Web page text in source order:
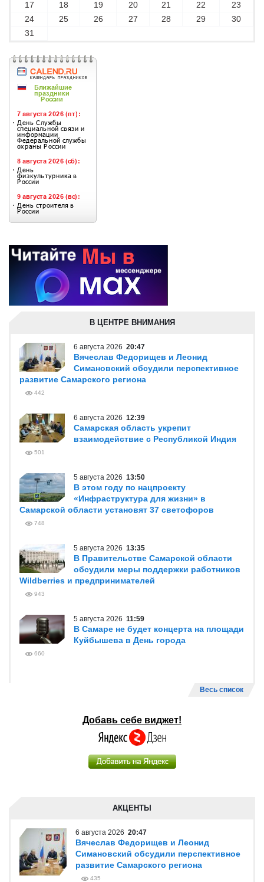
17 18 19 20 21 22
23
24
25 26 27 28 29
30
31
В ЦЕНТРЕ ВНИМАНИЯ
6 августа 2026 20:47
Вячеслав Федорищев и Леонид
Симановский обсудили перспективное
развитие Самарского региона
442
6 августа 2026 12:39
Самарская область укрепит
взаимодействие с Республикой Индия
501
5 августа 2026 13:50
В этом году по нацпроекту
«Инфраструктура для жизни» в
Самарской области установят 37 светофоров
748
5 августа 2026 13:35
В Правительстве Самарской области
обсудили меры поддержки работников
Wildberries и предпринимателей
943
5 августа 2026 11:59
В Самаре не будет концерта на площади
Куйбышева в День города
660
Весь список
Добавь себе виджет!
АКЦЕНТЫ
6 августа 2026 20:47
Вячеслав Федорищев и Леонид
Симановский обсудили перспективное
развитие Самарского региона
435